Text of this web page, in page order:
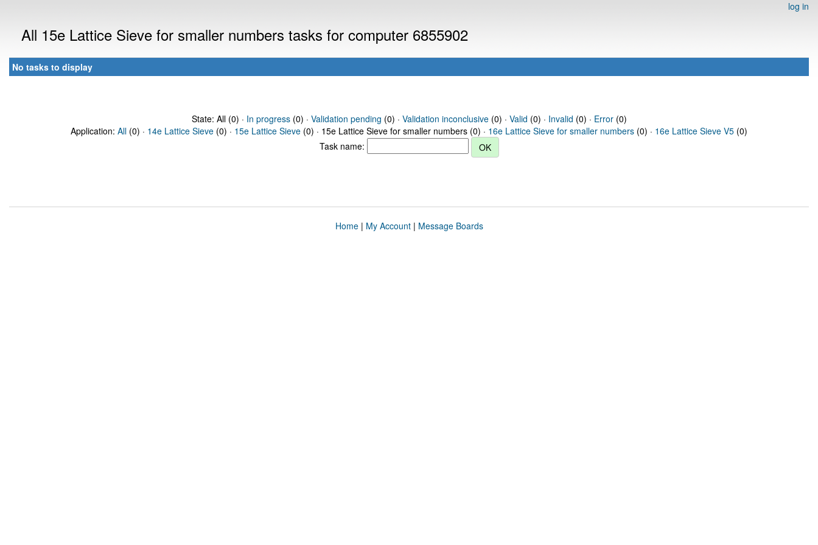
log in
All 15e Lattice Sieve for smaller numbers tasks for computer 6855902
No tasks to display
State: All (0) · In progress(0) · Validation pending (0) · Validation inconclusive(0) · Valid (0) · Invalid (0) · Error(0)
Application: All (0) · 14e Lattice Sieve (0) · 15e Lattice Sieve (0) · 15e Lattice Sieve for smaller numbers (0) · 16e Lattice Sieve for smaller numbers (0) · 16e Lattice Sieve V5 (0)
Task name:
Home| My Account| Message Boards